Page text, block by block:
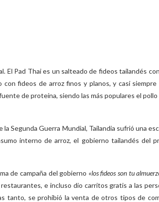
El Pad Thai es un salteado de fideos tailandés
fideos de arroz finos y planos, y casi siempre
de proteína, siendo las más populares el pollo
Segunda Guerra Mundial, Tailandia sufrió una
interno de arroz, el gobierno tailandés del
de campaña del gobierno «los fideos son tu
e incluso dio carritos gratis a las
tanto, se prohibió la venta de otros tipos de